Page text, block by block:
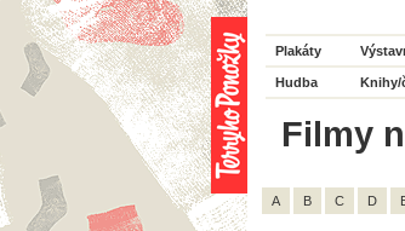
Plakáty
Hudba Knihy/
Filmy
A B C D